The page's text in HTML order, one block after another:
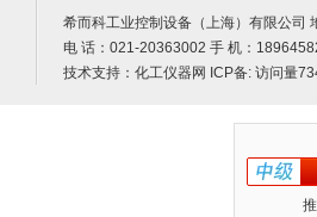
希而科工业控制设备（上海）有限公司
电 话：021-20363002 手 机：
技术支持： 化工仪器网 ICP备: 访问量